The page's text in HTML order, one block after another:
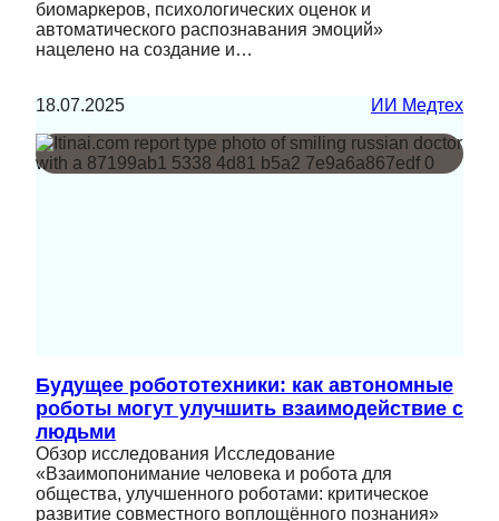
биомаркеров, психологических оценок и
автоматического распознавания эмоций»
нацелено на создание и…
18.07.2025 ИИ Медтех
Будущее робототехники: как автономные
роботы могут улучшить взаимодействие с
людьми
Обзор исследования Исследование
«Взаимопонимание человека и робота для
общества, улучшенного роботами: критическое
развитие совместного воплощённого познания»